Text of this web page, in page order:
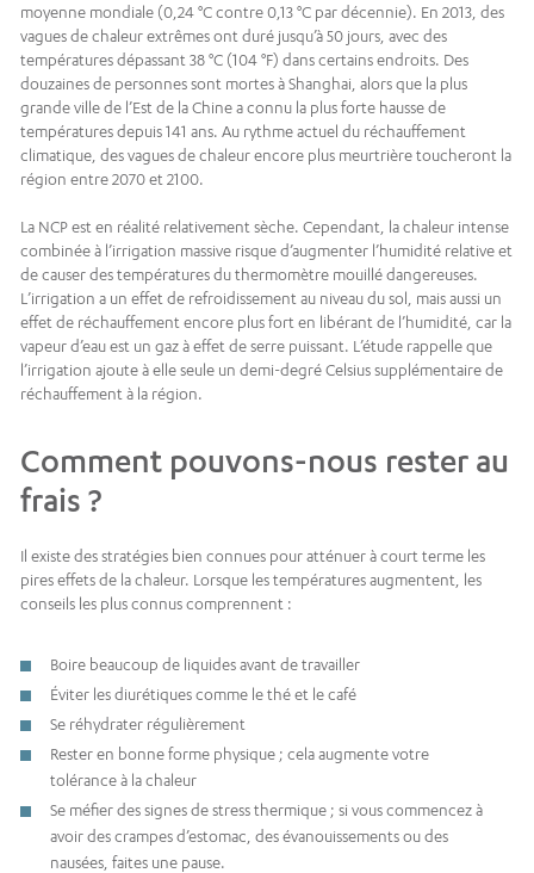
moyenne mondiale (0,24 °C contre 0,13 °C par décennie). En 2013, des
vagues de chaleur extrêmes ont duré jusqu’à 50 jours, avec des
températures dépassant 38 °C (104 °F) dans certains endroits. Des
douzaines de personnes sont mortes à Shanghai, alors que la plus
grande ville de l’Est de la Chine a connu la plus forte hausse de
températures depuis 141 ans. Au rythme actuel du réchauffement
climatique, des vagues de chaleur encore plus meurtrière toucheront la
région entre 2070 et 2100.
La NCP est en réalité relativement sèche. Cependant, la chaleur intense
combinée à l’irrigation massive risque d’augmenter l’humidité relative et
de causer des températures du thermomètre mouillé dangereuses.
L’irrigation a un effet de refroidissement au niveau du sol, mais aussi un
effet de réchauffement encore plus fort en libérant de l’humidité, car la
vapeur d’eau est un gaz à effet de serre puissant. L’étude rappelle que
l’irrigation ajoute à elle seule un demi-degré Celsius supplémentaire de
réchauffement à la région.
Comment pouvons-nous rester au
frais ?
Il existe des stratégies bien connues pour atténuer à court terme les
pires effets de la chaleur. Lorsque les températures augmentent, les
conseils les plus connus comprennent :
Boire beaucoup de liquides avant de travailler
Éviter les diurétiques comme le thé et le café
Se réhydrater régulièrement
Rester en bonne forme physique ; cela augmente votre
tolérance à la chaleur
Se méfier des signes de stress thermique ; si vous commencez à
avoir des crampes d’estomac, des évanouissements ou des
nausées, faites une pause.